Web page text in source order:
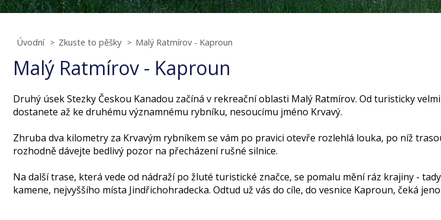
Úvodní Zkuste to pěšky Malý Ratmírov - Kaproun
Malý Ratmírov - Kaproun
Druhý úsek Stezky Českou Kanadou začíná v rekreační oblasti Malý Ratmírov. Od turisticky
dostanete až ke druhému významnému rybníku, nesoucímu jméno Krvavý.
Zhruba dva kilometry za Krvavým rybníkem se vám po pravici otevře rozlehlá louka, po níž
rozhodně dávejte bedlivý pozor na přecházení rušné silnice.
Na další trase, která vede od nádraží po žluté turistické značce, se pomalu mění ráz krajiny -
kamene, nejvyššího místa Jindřichohradecka. Odtud už vás do cíle, do vesnice Kaproun, čeká